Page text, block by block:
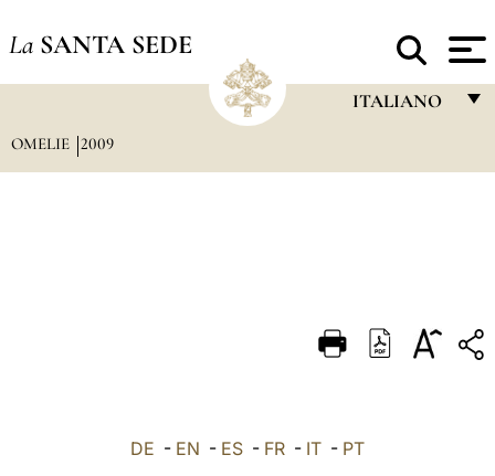
La SANTA SEDE
ITALIANO
DEUTSCH
العربيّة
OMELIE 2009
DE - EN - ES - FR - IT - PT